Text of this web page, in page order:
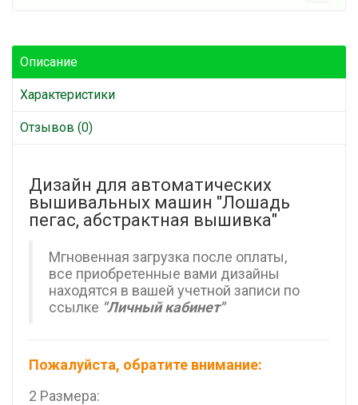
Описание
Характеристики
Отзывов (0)
Дизайн для автоматических
вышивальных машин "Лошадь
пегас, абстрактная вышивка"
Мгновенная загрузка после оплаты,
все приобретенные вами дизайны
находятся в вашей учетной записи по
ссылке "Личный кабинет"
Пожалуйста, обратите внимание:
2 Размера: